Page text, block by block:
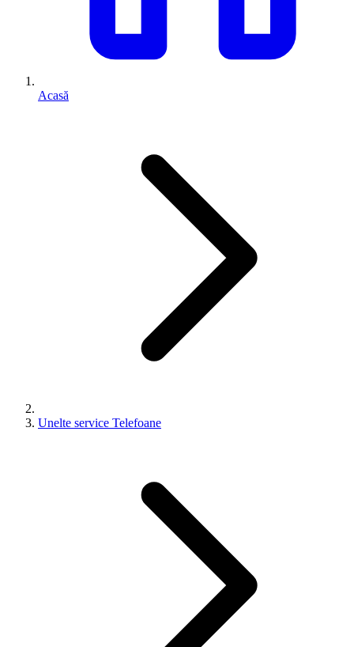
Acasă
Unelte service Telefoane